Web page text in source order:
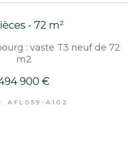
- 72 m²
: vaste T3 neuf de 72
m2
900 €
: AFL059-A102